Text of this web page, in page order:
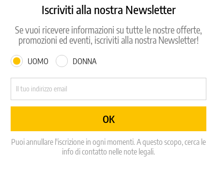
Iscriviti alla nostra Newsletter
Se vuoi ricevere informazioni su tutte le nostre offerte,
promozioni ed eventi, iscriviti alla nostra Newsletter!
UOMO DONNA
Puoi annullare l'iscrizione in ogni momenti. A questo scopo, cerca le
info di contatto nelle note legali.